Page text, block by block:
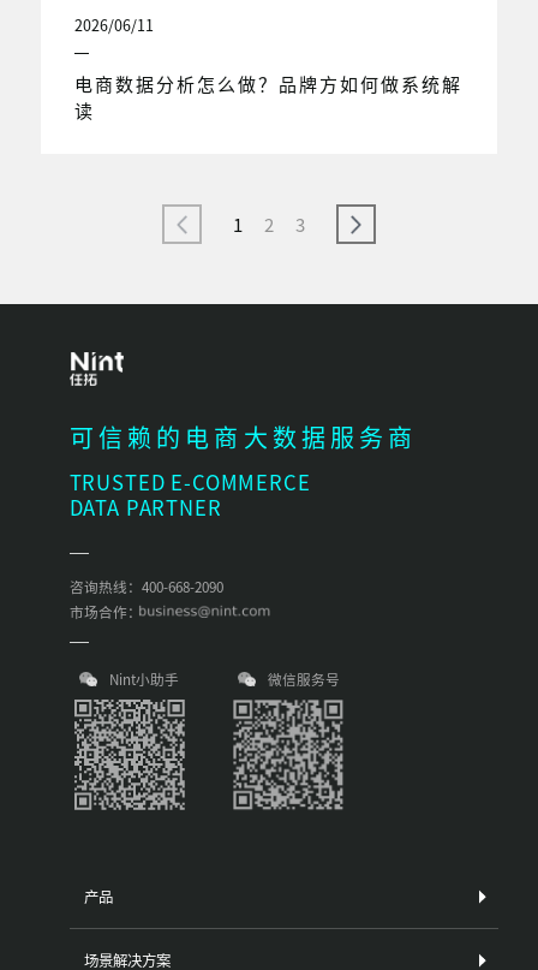
2026/06/11
电商数据分析怎么做？品牌方如何做系统解
读
1 2 3
可信赖的电商大数据服务商
TRUSTED E-COMMERCE
DATA PARTNER
咨询热线：400-668-2090
市场合作：
Nint小助手 微信服务号
产品
场景解决方案